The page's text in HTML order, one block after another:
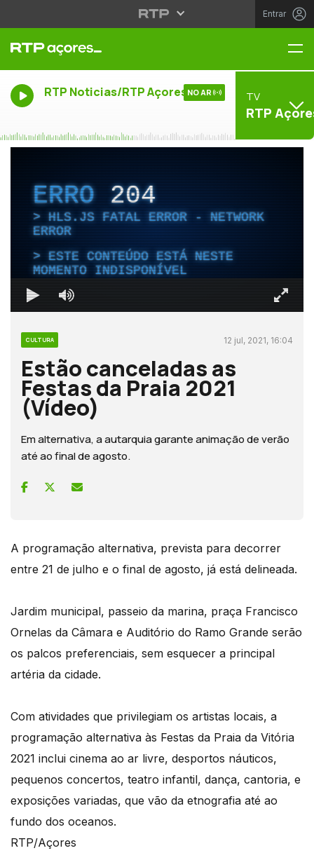
Entrar
RTP Noticias/RTP Açores NO AR TV
RTP
ERRO204
HLS.JS FATAL ERROR - NETWORK
ERROR
ESTE CONTEÚDO ESTÁ NESTE
MOMENTO INDISPONÍVEL
CULTURA 12 jul, 2021, 16:04
Estão canceladas as
Festas da Praia 2021
(Vídeo)
Em alternativa, a autarquia garante animação de verão
até ao final de agosto.
A programação alternativa, prevista para decorrer
entre 21 de julho e o final de agosto, já está delineada.
Jardim municipal, passeio da marina, praça Francisco
Ornelas da Câmara e Auditório do Ramo Grande serão
os palcos preferenciais, sem esquecer a principal
artéria da cidade.
Com atividades que privilegiam os artistas locais, a
programação alternativa às Festas da Praia da Vitória
2021 inclui cinema ao ar livre, desportos náuticos,
pequenos concertos, teatro infantil, dança, cantoria, e
exposições variadas, que vão da etnografia até ao
fundo dos oceanos.
RTP/Açores